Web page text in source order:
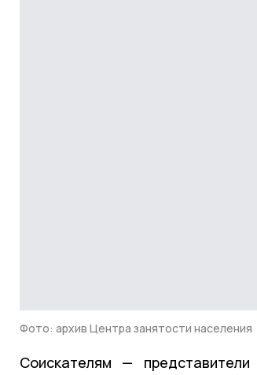
Фото: архив Центра занятости населения
Соискателям —